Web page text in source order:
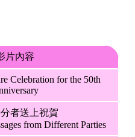
片內容
Celebration for the 50th
者送上祝賀
from Different Parties